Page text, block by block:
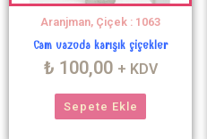
Aranjman, Çiçek : 1063
Cam vazoda karışık çiçekler
₺ 100,00 + KDV
Sepete Ekle